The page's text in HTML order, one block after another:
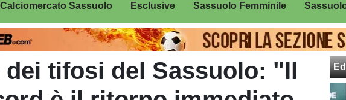
Calciomercato Sassuolo Esclusive Sassuolo Femminile
dei tifosi del Sassuolo: "Il